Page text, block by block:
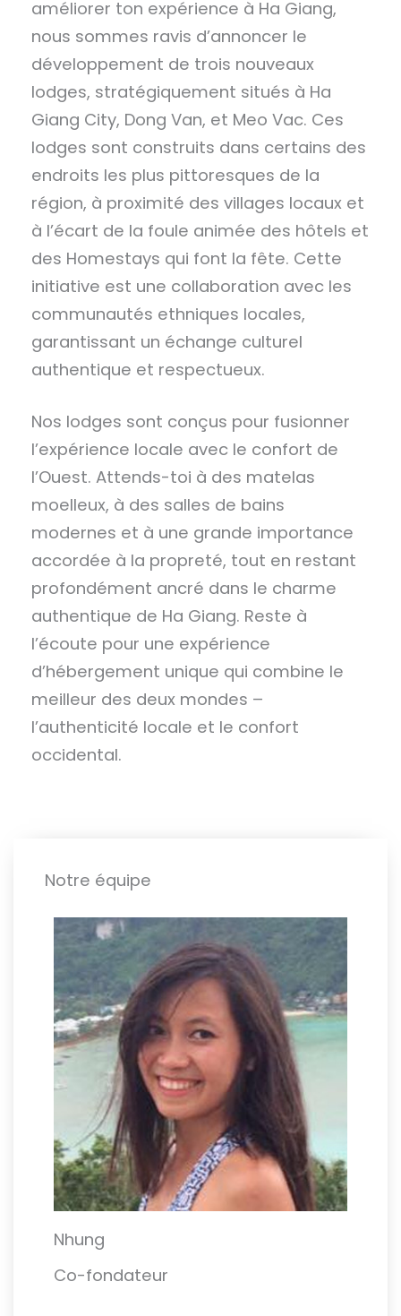
améliorer ton expérience à Ha Giang,
nous sommes ravis d’annoncer le
développement de trois nouveaux
lodges, stratégiquement situés à Ha
Giang City, Dong Van, et Meo Vac. Ces
lodges sont construits dans certains des
endroits les plus pittoresques de la
région, à proximité des villages locaux et
à l’écart de la foule animée des hôtels et
des Homestays qui font la fête. Cette
initiative est une collaboration avec les
communautés ethniques locales,
garantissant un échange culturel
authentique et respectueux.
Nos lodges sont conçus pour fusionner
l’expérience locale avec le confort de
l’Ouest. Attends-toi à des matelas
moelleux, à des salles de bains
modernes et à une grande importance
accordée à la propreté, tout en restant
profondément ancré dans le charme
authentique de Ha Giang. Reste à
l’écoute pour une expérience
d’hébergement unique qui combine le
meilleur des deux mondes –
l’authenticité locale et le confort
occidental.
Notre équipe
Nhung
Co-fondateur